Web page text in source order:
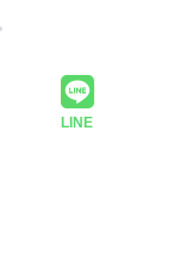
LINE